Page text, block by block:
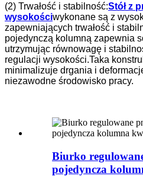
(2) Trwałość i stabilność:Stół z
wysokościwykonane są z
zapewniających trwałość i
pojedynczą kolumną zapewnia
utrzymując równowagę i
regulacji wysokości.Taka
minimalizuje drgania i
niezawodne środowisko pracy.
Biurko
pojedyncza